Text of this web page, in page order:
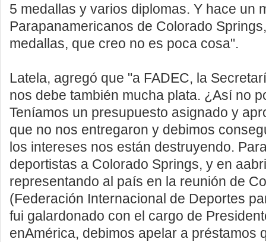
5 medallas y varios diplomas. Y hace un
Parapanamericanos de Colorado
medallas, que creo no es poca cosa".
Latela, agregó que "a FADEC, la
nos debe también mucha plata. ¿Así no
Teníamos un presupuesto asignado y
que no nos entregaron y debimos
los intereses nos están destruyendo.
deportistas a Colorado Springs, y en
representando al país en la reunión de
(Federación Internacional de Deportes
fui galardonado con el cargo de
enAmérica, debimos apelar a préstamos